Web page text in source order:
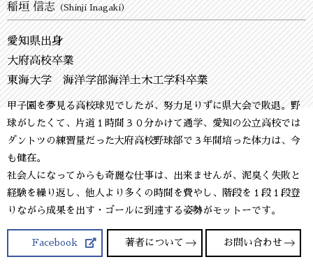
稲垣 信志（Shinji Inagaki）
愛知県出身
大府高校卒業
東海大学 海洋学部海洋土木工学科卒業
甲子園を夢見る高校球児でしたが、努力足りずに県大会で敗退。野
球がしたくて、片道１時間３０分かけて通学、愛知の公立高校では
ダントツの練習量だった大府高校野球部で３年間培った体力は、今
も健在。
社会人になってからも奇麗な仕事は、出来ませんが、泥臭く失敗と
経験を繰り返し、他人より多くの時間を費やし、階段を１段１段登
りながら成果を出す・ゴールに到達する姿勢がモットーです。
Facebook 著者について お問い合わせ